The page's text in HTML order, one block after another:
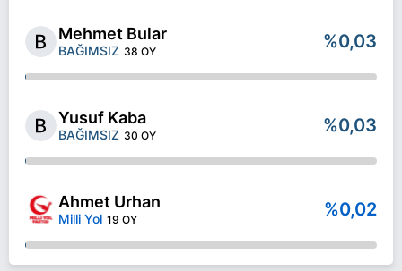
Mehmet Bular
BAĞIMSIZ 38 OY %0,03
Yusuf Kaba
BAĞIMSIZ 30 OY %0,03
Ahmet Urhan
Milli Yol 19 OY %0,02